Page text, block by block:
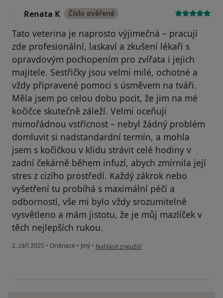
Renata K Číslo ověřené
Tato veterina je naprosto výjimečná – pracují
zde profesionální, laskaví a zkušení lékaři s
opravdovým pochopením pro zvířata i jejich
majitele. Sestřičky jsou velmi milé, ochotné a
vždy připravené pomoci s úsměvem na tváři.
Měla jsem po celou dobu pocit, že jim na mé
kočičce skutečně záleží. Velmi oceňuji
mimořádnou vstřícnost – nebyl žádný problém
domluvit si nadstandardní termín, a mohla
jsem s kočičkou v klidu strávit celé hodiny v
zadní čekárně během infuzí, abych zmírnila její
stres z cizího prostředí. Každý zákrok nebo
vyšetření tu probíhá s maximální péčí a
odborností, vše mi bylo vždy srozumitelně
vysvětleno a mám jistotu, že je můj mazlíček v
těch nejlepších rukou.
2. září 2025 • Ordinace • Jiný • podle názoru uživatele Renata K
Nahlásit zneužití